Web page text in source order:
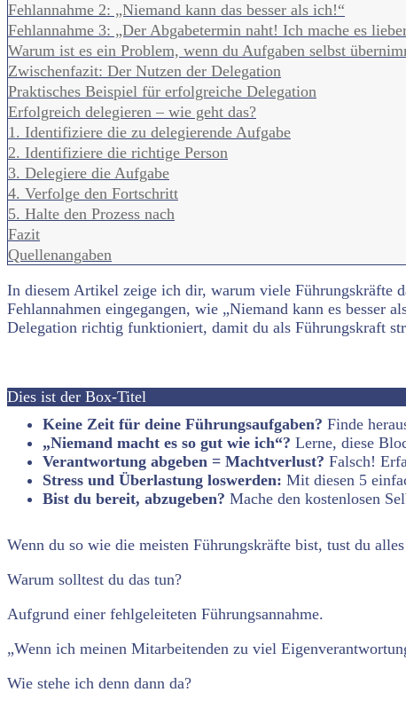
Fehlannahme 2: „Niemand kann das besser als ich!“
Fehlannahme 3: „Der Abgabetermin naht! Ich mache es
Warum ist es ein Problem, wenn du Aufgaben selbst
Zwischenfazit: Der Nutzen der Delegation
Praktisches Beispiel für erfolgreiche Delegation
Erfolgreich delegieren – wie geht das?
1. Identifiziere die zu delegierende Aufgabe
2. Identifiziere die richtige Person
3. Delegiere die Aufgabe
4. Verfolge den Fortschritt
5. Halte den Prozess nach
Fazit
Quellenangaben
In diesem Artikel zeige ich dir, warum viele Führungskräfte
Fehlannahmen eingegangen, wie „Niemand kann es
Delegation richtig funktioniert, damit du als Führungskraft
Dies ist der Box-Titel
Keine Zeit für deine Führungsaufgaben? Finde
„Niemand macht es so gut wie ich“? Lerne, diese
Verantwortung abgeben = Machtverlust? Falsch!
Stress und Überlastung loswerden: Mit diesen 5
Bist du bereit, abzugeben? Mache den kostenlosen
Wenn du so wie die meisten Führungskräfte bist, tust du
Warum solltest du das tun?
Aufgrund einer fehlgeleiteten Führungsannahme.
„Wenn ich meinen Mitarbeitenden zu viel
Wie stehe ich denn dann da?